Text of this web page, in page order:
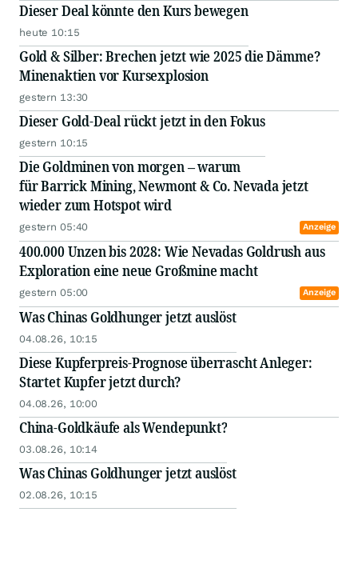
Dieser Deal könnte den Kurs bewegen
heute 10:15
Gold & Silber: Brechen jetzt wie 2025 die Dämme?
Minenaktien vor Kursexplosion
gestern 13:30
Dieser Gold-Deal rückt jetzt in den Fokus
gestern 10:15
Die Goldminen von morgen – warum
für Barrick Mining, Newmont & Co. Nevada jetzt
wieder zum Hotspot wird
gestern 05:40 Anzeige
400.000 Unzen bis 2028: Wie Nevadas Goldrush aus
Exploration eine neue Großmine macht
gestern 05:00 Anzeige
Was Chinas Goldhunger jetzt auslöst
04.08.26, 10:15
Diese Kupferpreis-Prognose überrascht Anleger:
Startet Kupfer jetzt durch?
04.08.26, 10:00
China-Goldkäufe als Wendepunkt?
03.08.26, 10:14
Was Chinas Goldhunger jetzt auslöst
02.08.26, 10:15